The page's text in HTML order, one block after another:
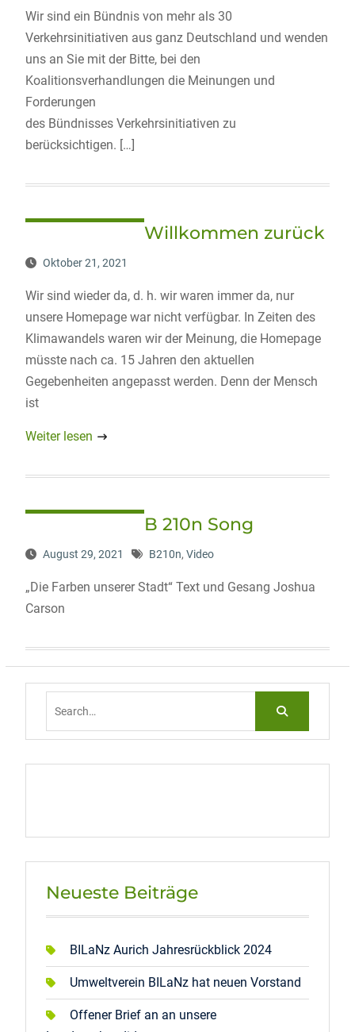
Wir sind ein Bündnis von mehr als 30
Verkehrsinitiativen aus ganz Deutschland und wenden
uns an Sie mit der Bitte, bei den
Koalitionsverhandlungen die Meinungen und
Forderungen
des Bündnisses Verkehrsinitiativen zu
berücksichtigen. […]
Willkommen zurück
Oktober 21, 2021
Wir sind wieder da, d. h. wir waren immer da, nur
unsere Homepage war nicht verfügbar. In Zeiten des
Klimawandels waren wir der Meinung, die Homepage
müsste nach ca. 15 Jahren den aktuellen
Gegebenheiten angepasst werden. Denn der Mensch
ist
Weiter lesen
B 210n Song
August 29, 2021 B210n, Video
„Die Farben unserer Stadt“ Text und Gesang Joshua
Carson
Neueste Beiträge
BILaNz Aurich Jahresrückblick 2024
Umweltverein BILaNz hat neuen Vorstand
Offener Brief an an unsere